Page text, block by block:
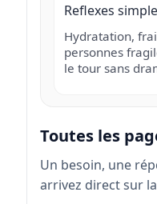
Reflexes
Hydratation,
personnes
le tour sans
Toutes les
Un besoin, une
arrivez direct sur